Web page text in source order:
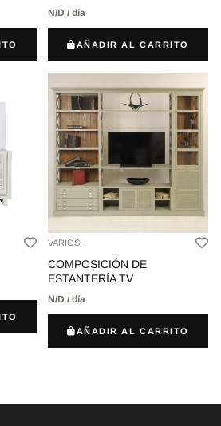
N/D / día
AÑADIR AL CARRITO
VARIOS,
COMPOSICIÓN DE
ESTANTERÍA TV
N/D / día
AÑADIR AL CARRITO